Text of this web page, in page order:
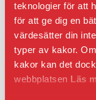
teknologier för att
för att ge dig en
värdesätter din
typer av kakor.
kakor kan det
webbplatsen Läs
Det är faktiskt
och bygger
lägenheter per
vårt